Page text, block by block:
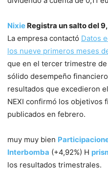
Nixie Registra un salto del
La empresa contactó Datos
los nueve primeros meses
que en el tercer trimestre
sólido desempeño
resultados que excedieron
NEXI confirmó los objetivos
publicados en febrero.
muy muy bien
Interbomba (+4,92%) H
los resultados trimestrales.